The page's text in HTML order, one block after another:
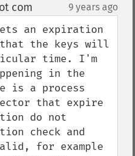
com 9 years ago
an expiration
that the keys will
time. I'm
in the
is a process
that expire
do not
check and
for example